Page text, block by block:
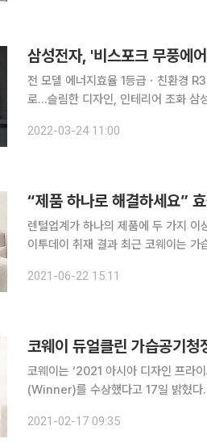
삼성전자, '비스포크 무풍에
전 모델 에너지효율 1등급ㆍ친환경
로…슬림한 디자인, 인테리어 조화 삼성전자는 지난달 ‘비스포크 무풍에어컨 갤러리’ 신제품을 출시
2022-03-24 11:00
“제품 하나로 해결하세요”
렌털업계가 하나의 제품에 두 가지
이투데이 취재 결과 최근 코웨이는 가
을 이중으로 제공한다. 물이 증발하는
2021-06-22 15:11
코웨이 듀얼클린 가습공기청
코웨이는 ‘2021 아시아 디자인 프라
(Winner)를 수상했다고 17일 밝혔다
디자인이 출품돼 경쟁을 벌였다. 코
2021-02-17 09:35